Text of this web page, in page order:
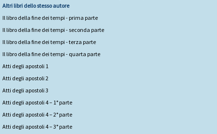
Altri libri dello stesso autore
Il libro della fine dei tempi - prima parte
Il libro della fine dei tempi - seconda parte
Il libro della fine dei tempi - terza parte
Il libro della fine dei tempi - quarta parte
Atti degli apostoli 1
Atti degli apostoli 2
Atti degli apostoli 3
Atti degli apostoli 4 – 1° parte
Atti degli apostoli 4 – 2° parte
Atti degli apostoli 4 – 3° parte